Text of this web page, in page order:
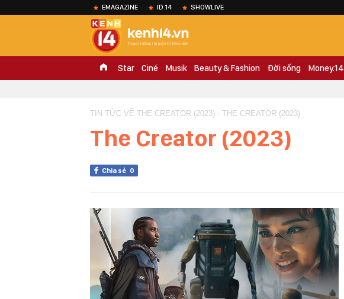
EMAGAZINE ID.14 SHOWLIVE
Star Ciné Musik Beauty & Fashion Đời sống Money.14
TIN TỨC VỀ THE CREATOR (2023) - THE CREATOR (2023)
The Creator (2023)
Chia sẻ 0